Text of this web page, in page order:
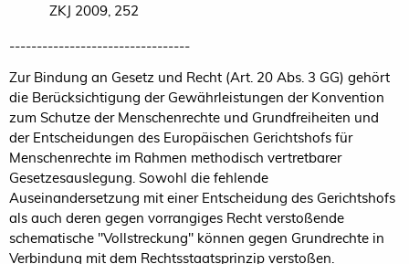
ZKJ 2009, 252
---------------------------------
Zur Bindung an Gesetz und Recht (Art. 20 Abs. 3 GG) gehört
die Berücksichtigung der Gewährleistungen der Konvention
zum Schutze der Menschenrechte und Grundfreiheiten und
der Entscheidungen des Europäischen Gerichtshofs für
Menschenrechte im Rahmen methodisch vertretbarer
Gesetzesauslegung. Sowohl die fehlende
Auseinandersetzung mit einer Entscheidung des Gerichtshofs
als auch deren gegen vorrangiges Recht verstoßende
schematische "Vollstreckung" können gegen Grundrechte in
Verbindung mit dem Rechtsstaatsprinzip verstoßen.